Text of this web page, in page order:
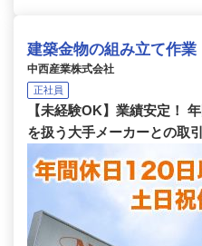
建築金物の組み立て作業
中西産業株式会社
正社員
【未経験OK】業績安定！
を扱う大手メーカーとの取引